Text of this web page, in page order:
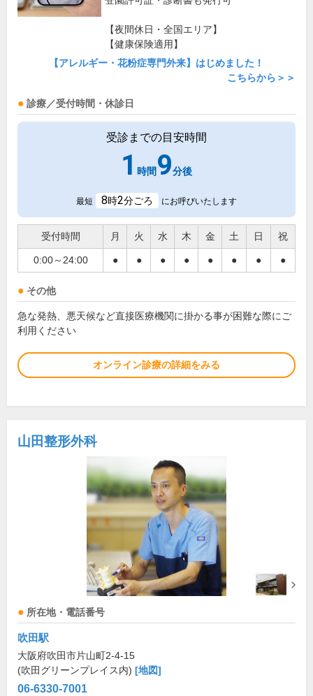
【夜間休日・全国エリア】
【健康保険適用】
【アレルギー・花粉症専門外来】はじめました！
こちらから＞＞
診療／受付時間・休診日
受診までの目安時間
1 時間 9分後
最短 8時2分ごろ にお呼びいたします
受付時間 月 火 水 木 金 土 日 祝
0:00～24:00 ● ● ● ● ● ● ● ●
その他
急な発熱、悪天候など直接医療機関に掛かる事が困難な際にご
利用ください
オンライン診療の詳細をみる
山田整形外科
所在地・電話番号
吹田駅
大阪府吹田市片山町2-4-15
(吹田グリーンプレイス内) [地図]
06-6330-7001